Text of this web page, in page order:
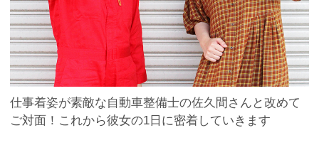
仕事着姿が素敵な自動車整備士の佐久間さんと改めて
ご対面！これから彼女の1日に密着していきます